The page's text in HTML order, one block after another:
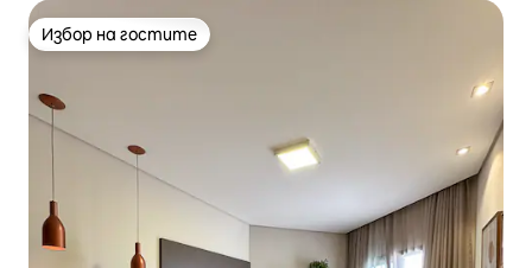
Избор на гостите
Избор на гостите